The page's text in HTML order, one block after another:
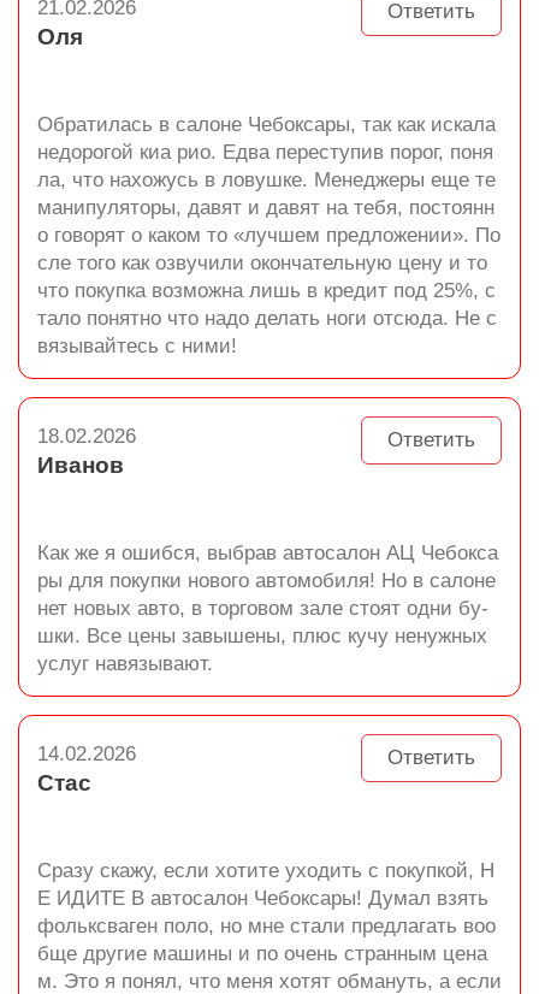
Ответить
21.02.2026
Оля
Обратилась в салоне Чебоксары, так как искала
недорогой киа рио. Едва переступив порог, поня
ла, что нахожусь в ловушке. Менеджеры еще те
манипуляторы, давят и давят на тебя, постоянн
о говорят о каком то «лучшем предложении». По
сле того как озвучили окончательную цену и то
что покупка возможна лишь в кредит под 25%, с
тало понятно что надо делать ноги отсюда. Не с
вязывайтесь с ними!
Ответить
18.02.2026
Иванов
Как же я ошибся, выбрав автосалон АЦ Чебокса
ры для покупки нового автомобиля! Но в салоне
нет новых авто, в торговом зале стоят одни бу-
шки. Все цены завышены, плюс кучу ненужных
услуг навязывают.
Ответить
14.02.2026
Стас
Сразу скажу, если хотите уходить с покупкой, Н
Е ИДИТЕ В автосалон Чебоксары! Думал взять
фольксваген поло, но мне стали предлагать воо
бще другие машины и по очень странным цена
м. Это я понял, что меня хотят обмануть, а если